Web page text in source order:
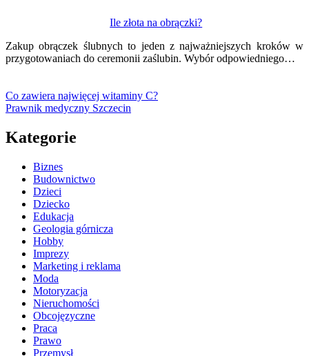
Ile złota na obrączki?
Zakup obrączek ślubnych to jeden z najważniejszych kroków w
przygotowaniach do ceremonii zaślubin. Wybór odpowiedniego…
Co zawiera najwięcej witaminy C?
Prawnik medyczny Szczecin
Kategorie
Biznes
Budownictwo
Dzieci
Dziecko
Edukacja
Geologia górnicza
Hobby
Imprezy
Marketing i reklama
Moda
Motoryzacja
Nieruchomości
Obcojęzyczne
Praca
Prawo
Przemysł